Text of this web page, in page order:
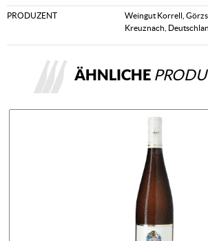
PRODUZENT
Weingut Korrell,
Kreuznach,
ÄHNLICHE